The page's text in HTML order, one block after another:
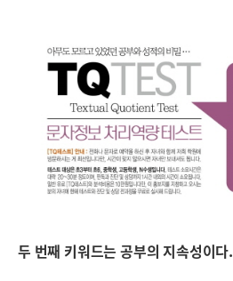
두 번째 키워드는 공부의 지속성이다.